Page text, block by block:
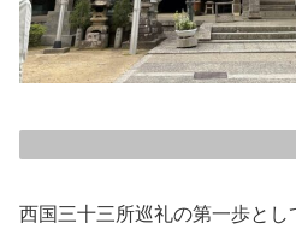
西国三十三所巡礼の第一歩と